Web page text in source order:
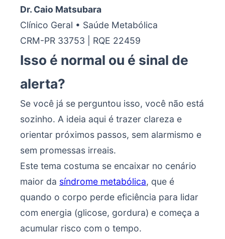
Dr. Caio Matsubara
Clínico Geral • Saúde Metabólica
CRM-PR 33753 | RQE 22459
Isso é normal ou é sinal de
alerta?
Se você já se perguntou isso, você não está
sozinho. A ideia aqui é trazer clareza e
orientar próximos passos, sem alarmismo e
sem promessas irreais.
Este tema costuma se encaixar no cenário
maior da síndrome metabólica, que é
quando o corpo perde eficiência para lidar
com energia (glicose, gordura) e começa a
acumular risco com o tempo.